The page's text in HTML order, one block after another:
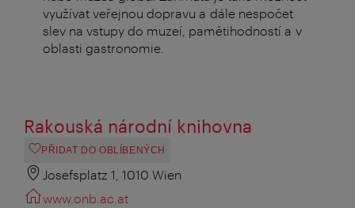
využívat veřejnou dopravu a dále nespočet
slev na vstupy do muzeí, pamětihodností a v
oblasti gastronomie.
Rakouská národní knihovna
PŘIDAT DO OBLÍBENÝCH
Josefsplatz 1, 1010 Wien
www.onb.ac.at